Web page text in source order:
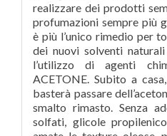
realizzare dei prodotti
profumazioni sempre più
è più l’unico rimedio per
dei nuovi solventi
l’utilizzo di agenti
ACETONE. Subito a
basterà passare
smalto rimasto. Senza
solfati, glicole